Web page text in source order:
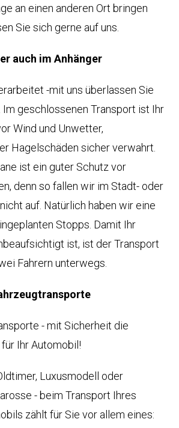
an einen anderen Ort bringen
Sie sich gerne auf uns.
auch im Anhänger
-mit uns überlassen Sie
geschlossenen Transport ist Ihr
Wind und Unwetter,
Hagelschäden sicher verwahrt.
ist ein guter Schutz vor
denn so fallen wir im Stadt- oder
auf. Natürlich haben wir eine
Stopps. Damit Ihr
ist, ist der Transport
Fahrern unterwegs.
- mit Sicherheit die
Ihr Automobil!
Luxusmodell oder
- beim Transport Ihres
zählt für Sie vor allem eines: